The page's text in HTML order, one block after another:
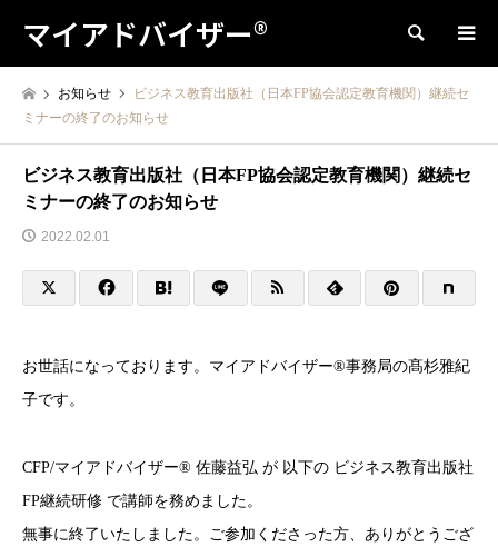
マイアドバイザー® 検索
お知らせ
ビジネス教育出版社（日本FP協会認定教育機関）継続セ
ミナーの終了のお知らせ
ビジネス教育出版社（日本FP協会認定教育機関）継続セ
ミナーの終了のお知らせ
2022.02.01
お世話になっております。マイアドバイザー®事務局の髙杉雅紀
子です。
CFP/マイアドバイザー® 佐藤益弘 が 以下の ビジネス教育出版社
FP継続研修 で講師を務めました。
無事に終了いたしました。ご参加くださった方、ありがとうござ